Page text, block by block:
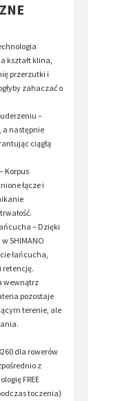
kształt klina,
przerzutki i
zahaczać o
–
a następnie
ciągłą
Korpus
łącze i
– Dzięki
SHIMANO
łańcucha,
retencję.
wewnątrz
pozostaje
terenie, ale
dla rowerów
z
FREE
toczenia)